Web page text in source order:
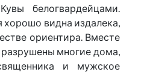
белогвардейцами.
хорошо видна издалека,
ориентира. Вместе
многие дома,
и мужское